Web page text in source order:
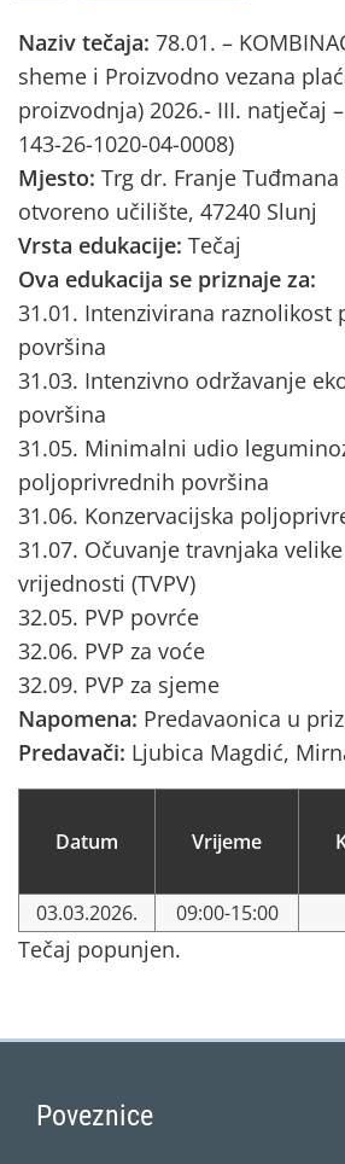
Naziv tečaja: 78.01. –
sheme i Proizvodno vezana
proizvodnja) 2026.- III. natječaj
143-26-1020-04-0008)
Mjesto: Trg dr. Franje Tuđmana
otvoreno učilište, 47240 Slunj
Vrsta edukacije: Tečaj
Ova edukacija se priznaje za:
31.01. Intenzivirana
površina
31.03. Intenzivno održavanje
površina
31.05. Minimalni udio
poljoprivrednih površina
31.06. Konzervacijska
31.07. Očuvanje travnjaka
vrijednosti (TVPV)
32.05. PVP povrće
32.06. PVP za voće
32.09. PVP za sjeme
Napomena: Predavaonica u
Predavači: Ljubica Magdić,
Datum Vrijeme
03.03.2026. 09:00-15:00
Tečaj popunjen.
Poveznice